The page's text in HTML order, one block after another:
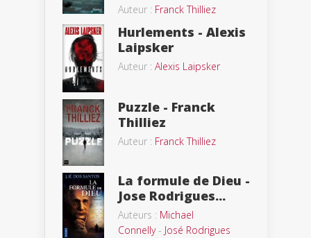
Auteur : Franck Thilliez
Hurlements - Alexis
Laipsker
Auteur : Alexis Laipsker
Puzzle - Franck
Thilliez
Auteur : Franck Thilliez
La formule de Dieu -
Jose Rodrigues...
Auteurs : Michael
Connelly- José Rodrigues